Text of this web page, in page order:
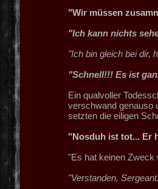
"Wir müssen
"Ich kann nichts
"Ich bin gleich bei dir,
"Schnell!!! Es ist
Ein qualvoller
verschwand genauso
setzten die eiligen
"Nosduh ist tot... Er
"Es hat keinen Zweck
"Verstanden,